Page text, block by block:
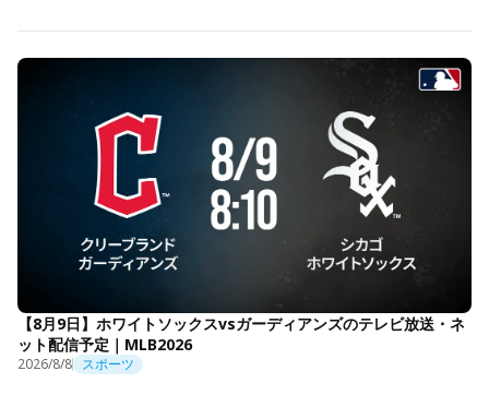
【8月9日】ホワイトソックスvsガーディアンズのテレビ放送・ネ
ット配信予定｜MLB2026
2026/8/8 スポーツ